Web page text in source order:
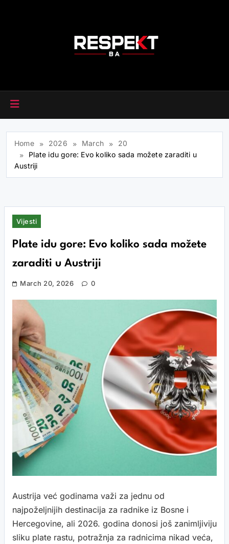
Home 2026 March
20
Plate idu gore: Evo koliko sada možete zaraditi u
Austriji
Vijesti
Plate idu gore: Evo koliko sada možete
zaraditi u Austriji
March 20, 2026 0
Austrija već godinama važi za jednu od
najpoželjnijih destinacija za radnike iz Bosne i
Hercegovine, ali 2026. godina donosi još zanimljiviju
sliku plate rastu, potražnja za radnicima nikad veća,